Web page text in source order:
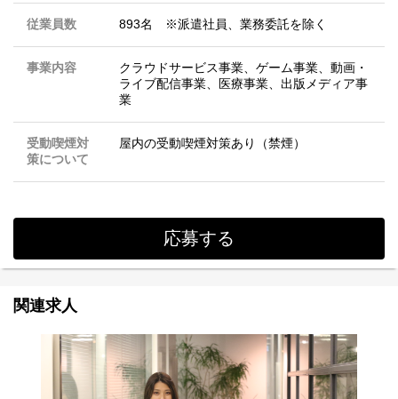
従業員数 893名 ※派遣社員、業務委託を除く
事業内容
クラウドサービス事業、ゲーム事業、動画・
ライブ配信事業、医療事業、出版メディア事
業
受動喫煙対
策について
屋内の受動喫煙対策あり（禁煙）
応募する
関連求人